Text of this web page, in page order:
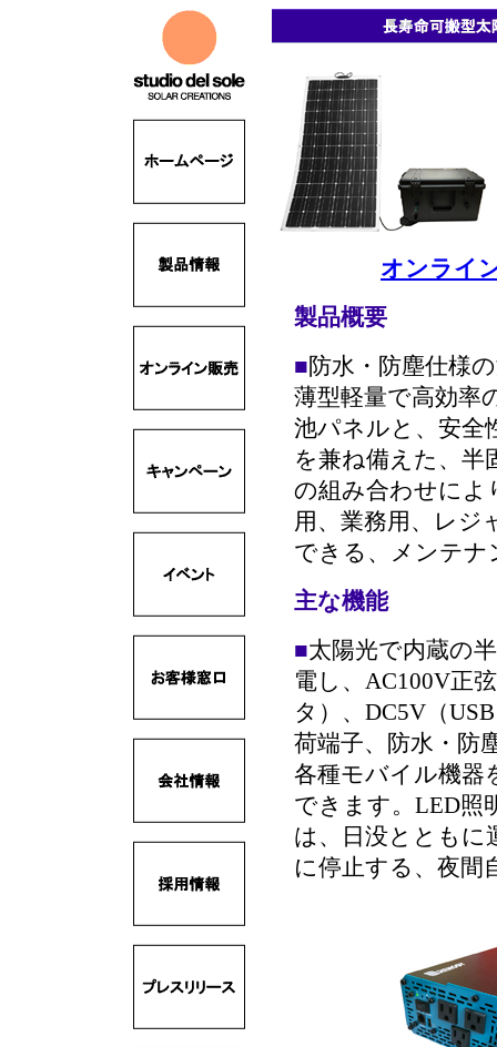
オンライ
製品概要
■ 防水・防塵仕様
薄型軽量で高効率
池パネルと、安全
を兼ね備えた、半
の組み合わせによ
用、業務用、レジ
できる、メンテナ
主な機能
■太陽光で内蔵の
電し、AC100V正
タ）、DC5V（
荷端子、防水・防
各種モバイル機器
できます。LED照
は、日没とともに
に停止する、夜間